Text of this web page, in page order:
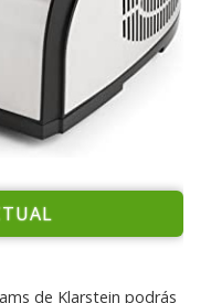
de Klarstein podrás